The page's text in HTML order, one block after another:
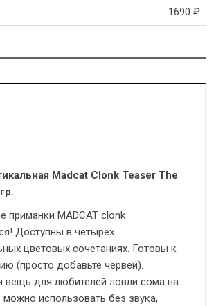
1690 ₽
Madcat Clonk Teaser The
приманки MADCAT clonk
Доступны в четырех
цветовых сочетаниях. Готовы к
(просто добавьте червей).
вещь для любителей ловли сома на
использовать без звука,